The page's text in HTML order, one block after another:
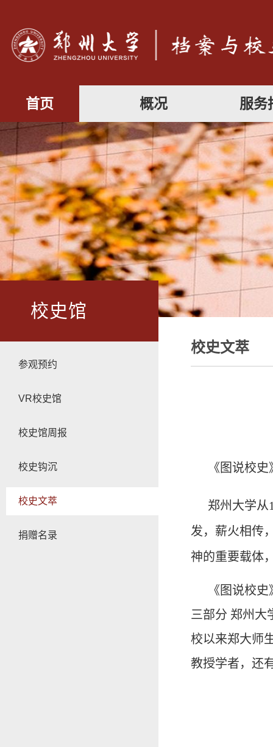
首页 概况 服务
校史馆
参观预约
VR校史馆
校史馆周报
校史钩沉
校史文萃
捐赠名录
校史文萃
《图说校
郑州大学从
发，薪火相传
神的重要载体
《图说校
三部分 郑州大
校以来郑大师
教授学者，还